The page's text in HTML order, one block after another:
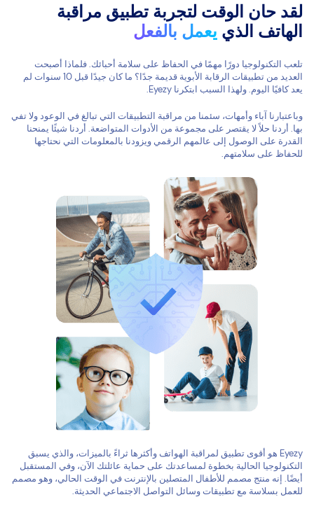
لقد حان الوقت لتجربة تطبيق مراقبة
الهاتف الذي يعمل بالفعل
تلعب التكنولوجيا دورًا مهمًا في الحفاظ على سلامة أحبائك. فلماذا أصبحت
العديد من تطبيقات الرقابة الأبوية قديمة جدًا؟ ما كان جيدًا قبل 10 سنوات لم
يعد كافيًا اليوم. ولهذا السبب ابتكرنا Eyezy.
وباعتبارنا آباء وأمهات، سئمنا من مراقبة التطبيقات التي تبالغ في الوعود ولا تفي
بها. أردنا حلاً لا يقتصر على مجموعة من الأدوات المتواضعة. أردنا شيئًا يمنحنا
القدرة على الوصول إلى عالمهم الرقمي ويزودنا بالمعلومات التي نحتاجها
للحفاظ على سلامتهم.
Eyezy هو أقوى تطبيق لمراقبة الهواتف وأكثرها ثراءً بالميزات، والذي يسبق
التكنولوجيا الحالية بخطوة لمساعدتك على حماية عائلتك الآن، وفي المستقبل
أيضًا. إنه منتج مصمم للأطفال المتصلين بالإنترنت في الوقت الحالي، وهو مصمم
للعمل بسلاسة مع تطبيقات وسائل التواصل الاجتماعي الحديثة.